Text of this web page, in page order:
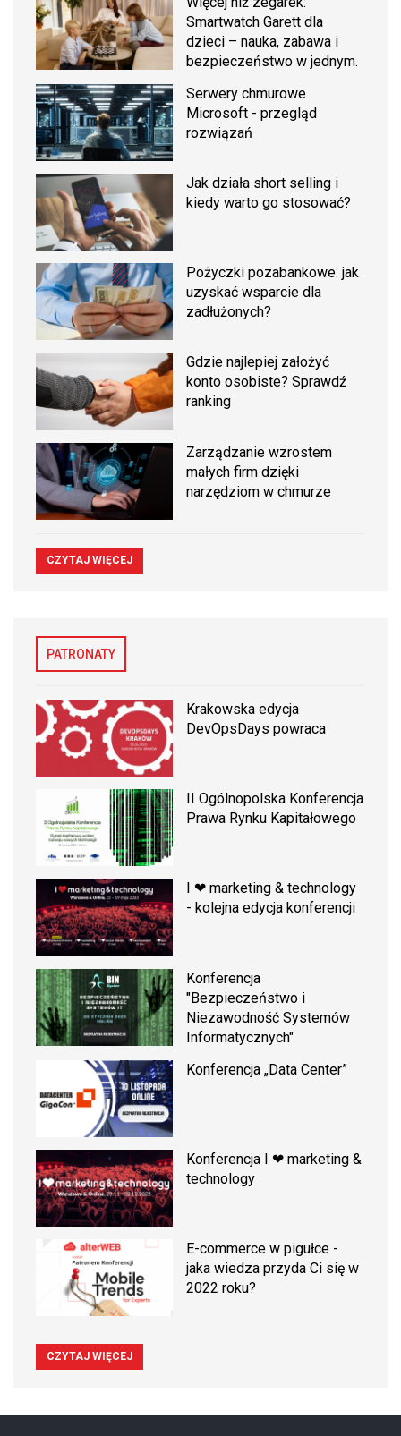
Smartwatch Garett dla
dzieci – nauka, zabawa i
bezpieczeństwo w jednym.
Serwery chmurowe
Microsoft - przegląd
rozwiązań
Jak działa short selling i
kiedy warto go stosować?
Pożyczki pozabankowe: jak
uzyskać wsparcie dla
zadłużonych?
Gdzie najlepiej założyć
konto osobiste? Sprawdź
ranking
Zarządzanie wzrostem
małych firm dzięki
narzędziom w chmurze
CZYTAJ WIĘCEJ
PATRONATY
Krakowska edycja
DevOpsDays powraca
II Ogólnopolska Konferencja
Prawa Rynku Kapitałowego
I ❤ marketing & technology
- kolejna edycja konferencji
Konferencja
"Bezpieczeństwo i
Niezawodność Systemów
Informatycznych"
Konferencja „Data Center”
Konferencja I ❤ marketing &
technology
E-commerce w pigułce -
jaka wiedza przyda Ci się w
2022 roku?
CZYTAJ WIĘCEJ